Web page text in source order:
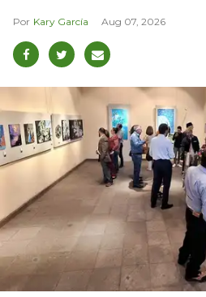
Kary García Aug 07, 2026